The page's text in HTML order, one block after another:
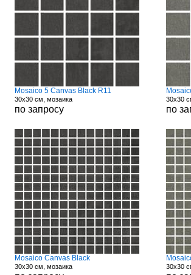
Mosaico 5 Canvas Black R11
30x30 см, мозаика
по запросу
30x30
по
Mosaico Canvas Black
30x30 см, мозаика 30x30